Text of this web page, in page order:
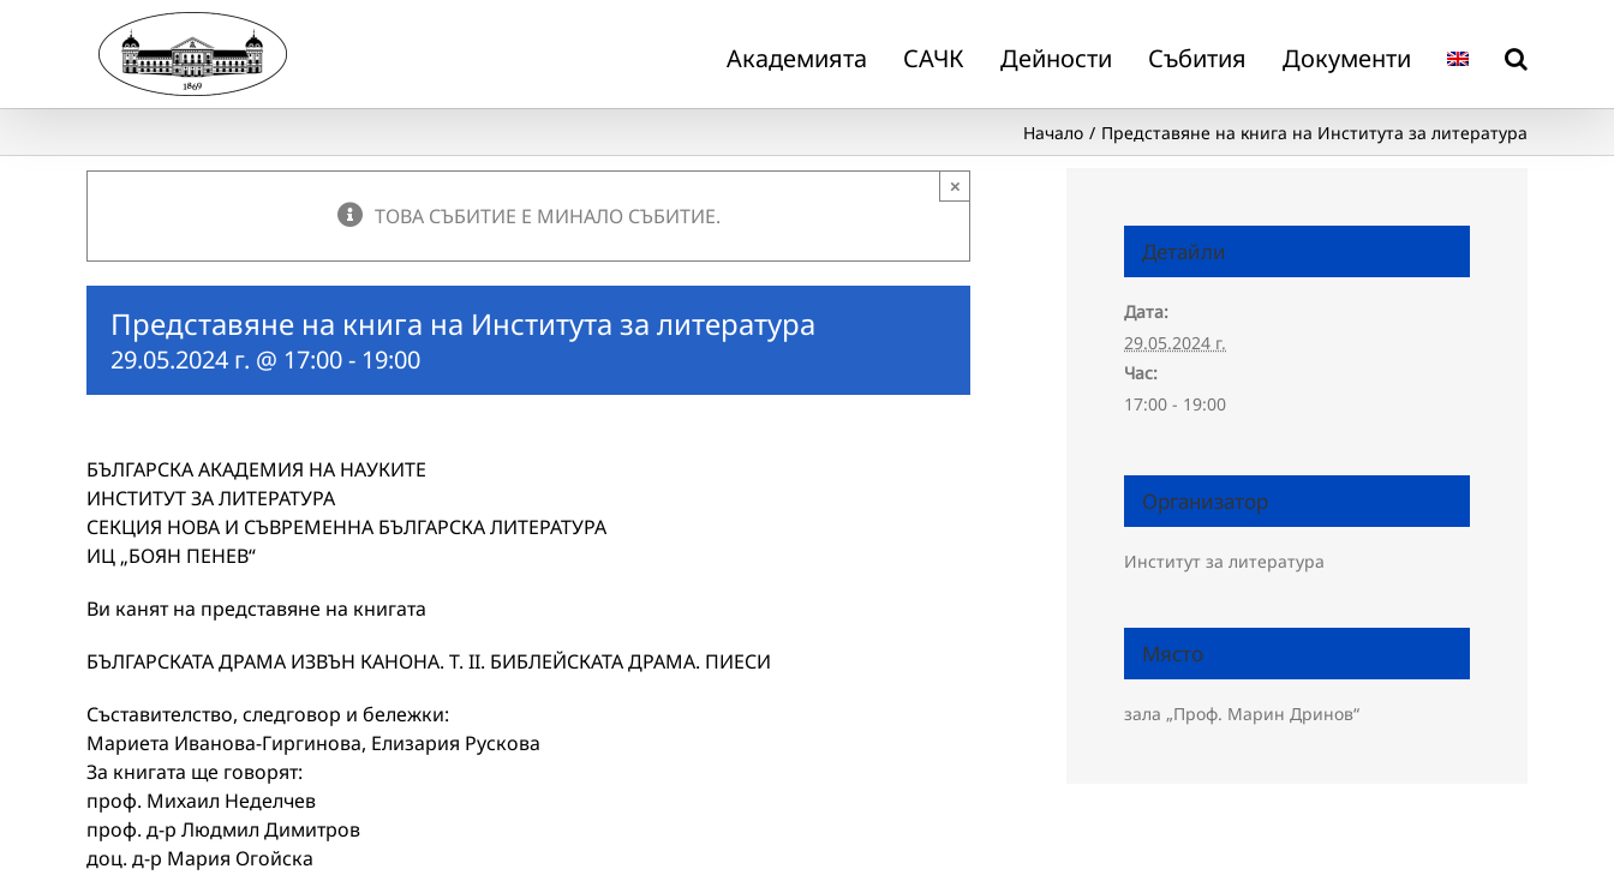
Академията САЧК Дейности Събития Документи
Начало Представяне на книга на Института за литература
ТОВА СЪБИТИЕ Е МИНАЛО СЪБИТИЕ.
×
Представяне на книга на Института за литература
29.05.2024 г. @ 17:00- 19:00
БЪЛГАРСКА АКАДЕМИЯ НА НАУКИТЕ
ИНСТИТУТ ЗА ЛИТЕРАТУРА
СЕКЦИЯ НОВА И СЪВРЕМЕННА БЪЛГАРСКА ЛИТЕРАТУРА
ИЦ „БОЯН ПЕНЕВ“
Ви канят на представяне на книгата
БЪЛГАРСКАТА ДРАМА ИЗВЪН КАНОНА. Т. II. БИБЛЕЙСКАТА ДРАМА. ПИЕСИ
Съставителство, следговор и бележки:
Мариета Иванова-Гиргинова, Елизария Рускова
За книгата ще говорят:
проф. Михаил Неделчев
проф. д-р Людмил Димитров
доц. д-р Мария Огойска
Детайли
Дата:
29.05.2024 г.
Час:
17:00 - 19:00
Организатор
Институт за литература
Място
зала „Проф. Марин Дринов“